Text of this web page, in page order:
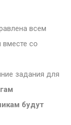
всем
вместе со
задания для
будут